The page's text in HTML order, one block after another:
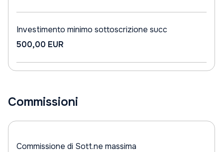
Investimento minimo sottoscrizione succ
500,00 EUR
Commissioni
Commissione di Sott.ne massima